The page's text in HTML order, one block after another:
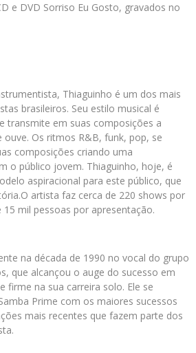
e DVD Sorriso Eu Gosto, gravados no
Thiaguinho é um dos mais
brasileiros. Seu estilo musical é
transmite em suas composições a
ouve. Os ritmos R&B, funk, pop, se
composições criando uma
o público jovem. Thiaguinho, hoje, é
aspiracional para este público, que
artista faz cerca de 220 shows por
mil pessoas por apresentação.
na década de 1990 no vocal do grupo
que alcançou o auge do sucesso em
firme na sua carreira solo. Ele se
Prime com os maiores sucessos
mais recentes que fazem parte dos